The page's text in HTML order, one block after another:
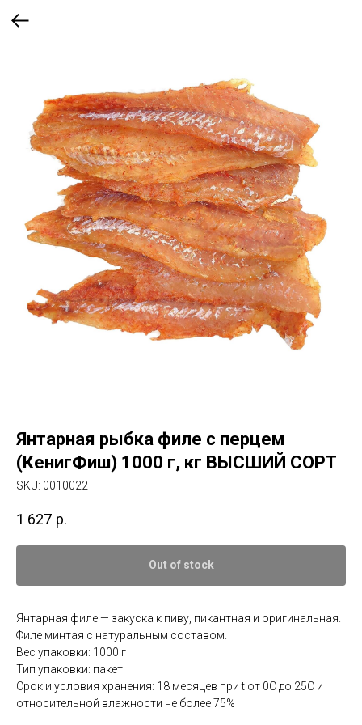
Янтарная рыбка филе с перцем
(КенигФиш) 1000 г, кг ВЫСШИЙ СОРТ
SKU: 0010022
1 627 р.
Out of stock
Янтарная филе — закуска к пиву, пикантная и оригинальная.
Филе минтая с натуральным составом.
Вес упаковки: 1000 г
Тип упаковки: пакет
Срок и условия хранения: 18 месяцев при t от 0С до 25С и
относительной влажности не более 75%